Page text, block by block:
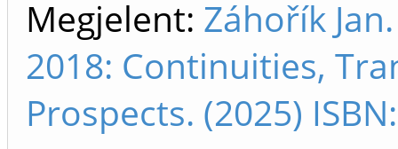
Megjelent: Záhořík
2018: Continuities,
Prospects. (2025)